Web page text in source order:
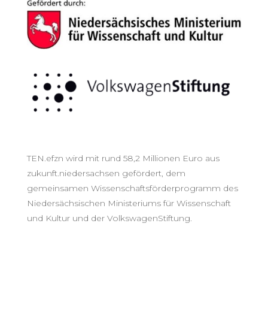
TEN.efzn wird mit rund 58,2 Millionen Euro aus
zukunft.niedersachsen gefördert, dem
gemeinsamen Wissenschaftsförderprogramm des
Niedersächsischen Ministeriums für Wissenschaft
und Kultur und der VolkswagenStiftung.